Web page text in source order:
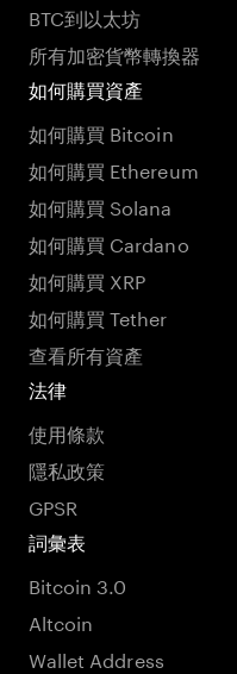
BTC到以太坊
所有加密貨幣轉換器
如何購買資產
如何購買 Bitcoin
如何購買 Ethereum
如何購買 Solana
如何購買 Cardano
如何購買 XRP
如何購買 Tether
查看所有資產
法律
使用條款
隱私政策
GPSR
詞彙表
Bitcoin 3.0
Altcoin
Wallet Address